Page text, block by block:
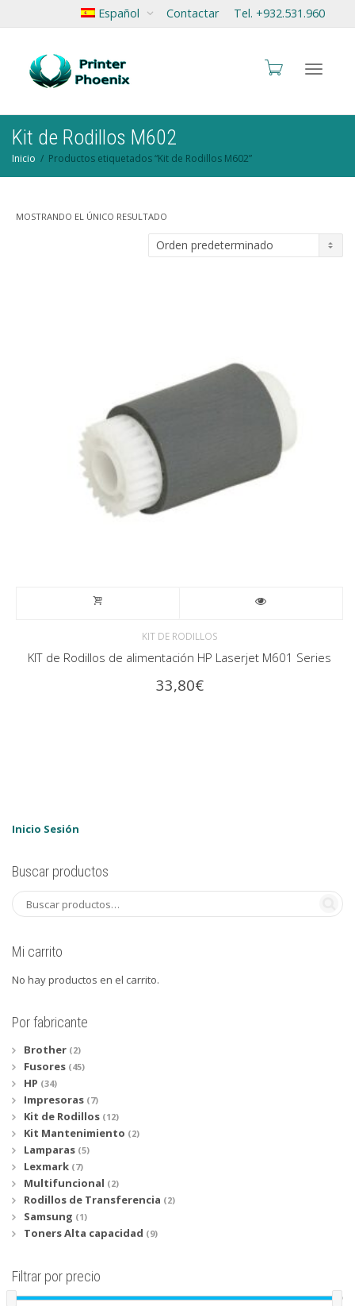
Español Contactar Tel. +932.531.960
Kit de Rodillos M602
Inicio Productos etiquetados “Kit de Rodillos M602”
MOSTRANDO EL ÚNICO RESULTADO
KIT DE RODILLOS
KIT de Rodillos de alimentación HP Laserjet M601 Series
33,80€
Inicio Sesión
Buscar productos
Mi carrito
No hay productos en el carrito.
Por fabricante
Brother (2)
Fusores (45)
HP (34)
Impresoras (7)
Kit de Rodillos (12)
Kit Mantenimiento (2)
Lamparas (5)
Lexmark (7)
Multifuncional (2)
Rodillos de Transferencia (2)
Samsung (1)
Toners Alta capacidad (9)
Filtrar por precio